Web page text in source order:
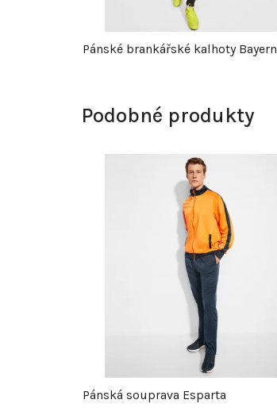
Pánské brankářské kalhoty Bayern
Podobné produkty
Pánská souprava Esparta